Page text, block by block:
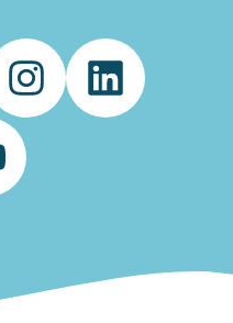
InstagramLinkedIn